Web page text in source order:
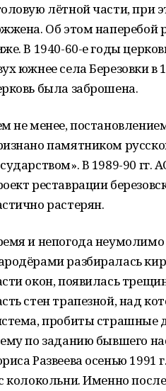
лётной части, при
Об этом
В 1940-60-е годы
южнее села Березовки в
была заброшена.
не менее,
памятником
В 1989-90
реставрации
растерян.
и непогода
разбиралась
окон, появилась
стен трапезной, над
пробиты страшные
по заданию бывшего
Развеева осенью
колокольни. Именно